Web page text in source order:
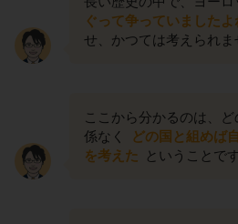
ぐって争っていましたよ
せ、かつては考えられま
ここから分かるのは、
係なく
どの国と組めば
を考えた
ということです